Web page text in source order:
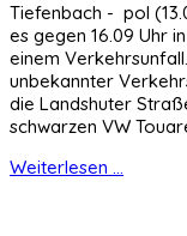
Tiefenbach - pol
es gegen 16.09 Uhr
einem
unbekannter
die Landshuter
schwarzen VW
Weiterlesen ...